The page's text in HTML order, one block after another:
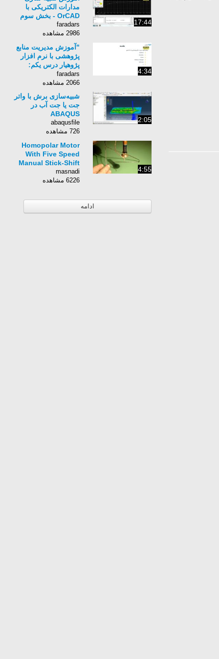
17:44
مدارات الکتریکی با
OrCAD - بخش سوم
faradars
2986 مشاهده
4:34
"آموزش مدیریت منابع
پژوهشی با نرم افزار
پژوهیار درس یکم:
معرفی کلی، ابزارها"
faradars
2066 مشاهده
2:05
شبیه‌سازی برش با واتر
جت یا جت آب در
ABAQUS
abaqusfile
726 مشاهده
4:55
Homopolar Motor
With Five Speed
Manual Stick-Shift
masnadi
6226 مشاهده
ادامه